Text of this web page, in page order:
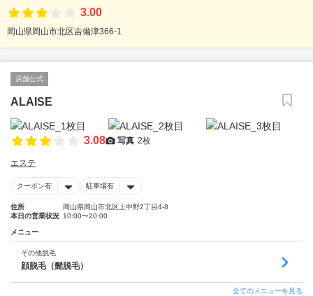
3.00
岡山県岡山市北区吉備津366-1
店舗公式
ALAISE
3.08 写真 2枚
エステ
クーポン有 駐車場有
住所
岡山県岡山市北区上中野2丁目4-8
本日の営業状況 10:00〜20:00
メニュー
その他脱毛
顔脱毛（髭脱毛）
全てのメニューを見る